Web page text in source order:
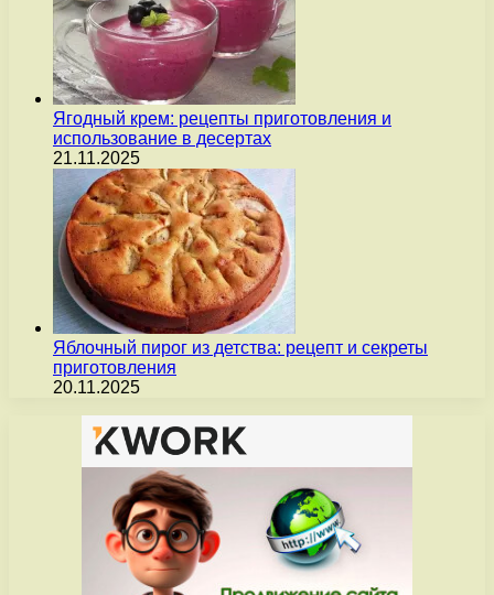
Ягодный крем: рецепты приготовления и
использование в десертах
21.11.2025
Яблочный пирог из детства: рецепт и секреты
приготовления
20.11.2025